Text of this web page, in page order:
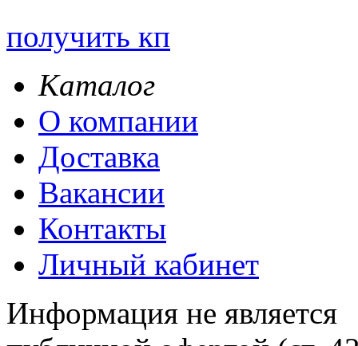
получить кп
Каталог
О компании
Доставка
Вакансии
Контакты
Личный кабинет
Информация не является